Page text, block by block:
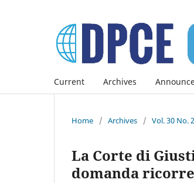
Current Archives
Home / Archives / Vol. 30 No.
La Corte di
domanda